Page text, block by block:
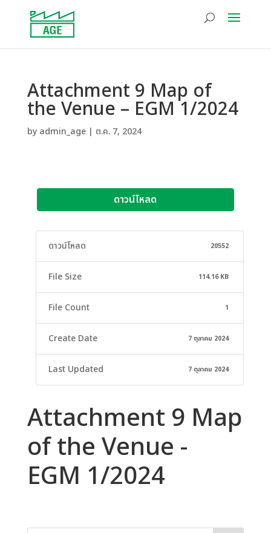
Attachment 9 Map of
the Venue – EGM 1/2024
by admin_age| ต.ค. 7, 2024
ดาวน์โหลด
ดาวน์โหลด 20552
File Size 114.16 KB
File Count 1
Create Date 7 ตุลาคม 2024
Last Updated 7 ตุลาคม 2024
Attachment 9 Map
of the Venue -
EGM 1/2024